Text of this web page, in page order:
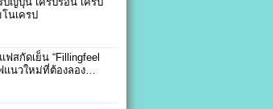
นเครป
สกัดเย็น “Fillingfeel
แนวใหม่ที่ต้องลอง…